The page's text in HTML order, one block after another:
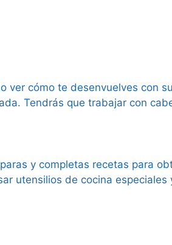
ver cómo te desenvuelves con
Tendrás que trabajar con
y completas recetas para
utensilios de cocina